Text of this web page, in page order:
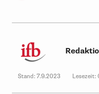
Stand: 7.9.2023 Lesezeit: